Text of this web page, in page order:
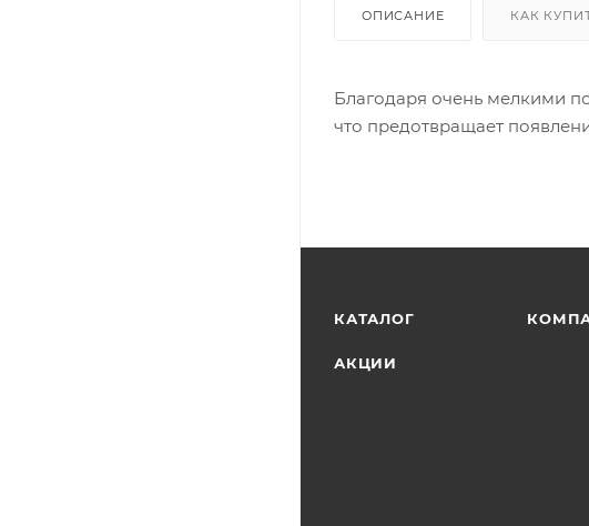
ОПИСАНИЕ КАК
Благодаря очень мелкими
что предотвращает
КАТАЛОГ
АКЦИИ